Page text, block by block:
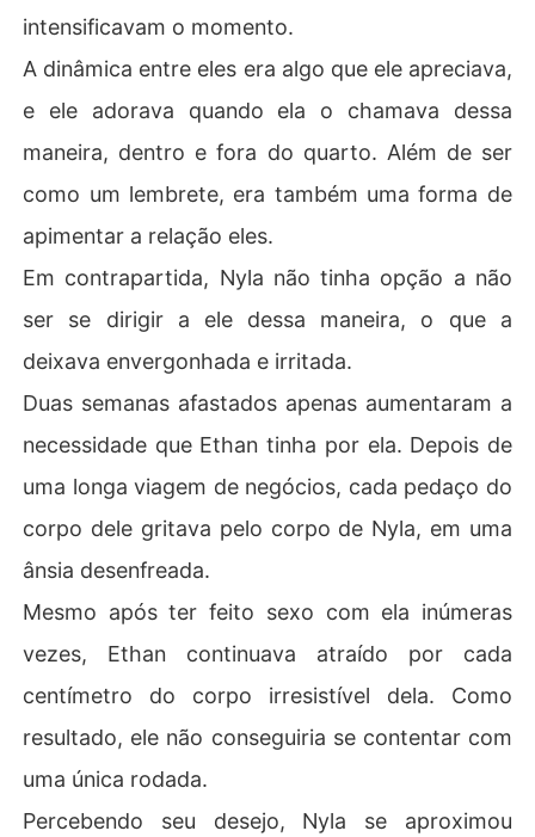
intensificavam o momento.
A dinâmica entre eles era algo que ele apreciava,
e ele adorava quando ela o chamava dessa
maneira, dentro e fora do quarto. Além de ser
como um lembrete, era também uma forma de
apimentar a relação eles.
Em contrapartida, Nyla não tinha opção a não
ser se dirigir a ele dessa maneira, o que a
deixava envergonhada e irritada.
Duas semanas afastados apenas aumentaram a
necessidade que Ethan tinha por ela. Depois de
uma longa viagem de negócios, cada pedaço do
corpo dele gritava pelo corpo de Nyla, em uma
ânsia desenfreada.
Mesmo após ter feito sexo com ela inúmeras
vezes, Ethan continuava atraído por cada
centímetro do corpo irresistível dela. Como
resultado, ele não conseguiria se contentar com
uma única rodada.
Percebendo seu desejo, Nyla se aproximou